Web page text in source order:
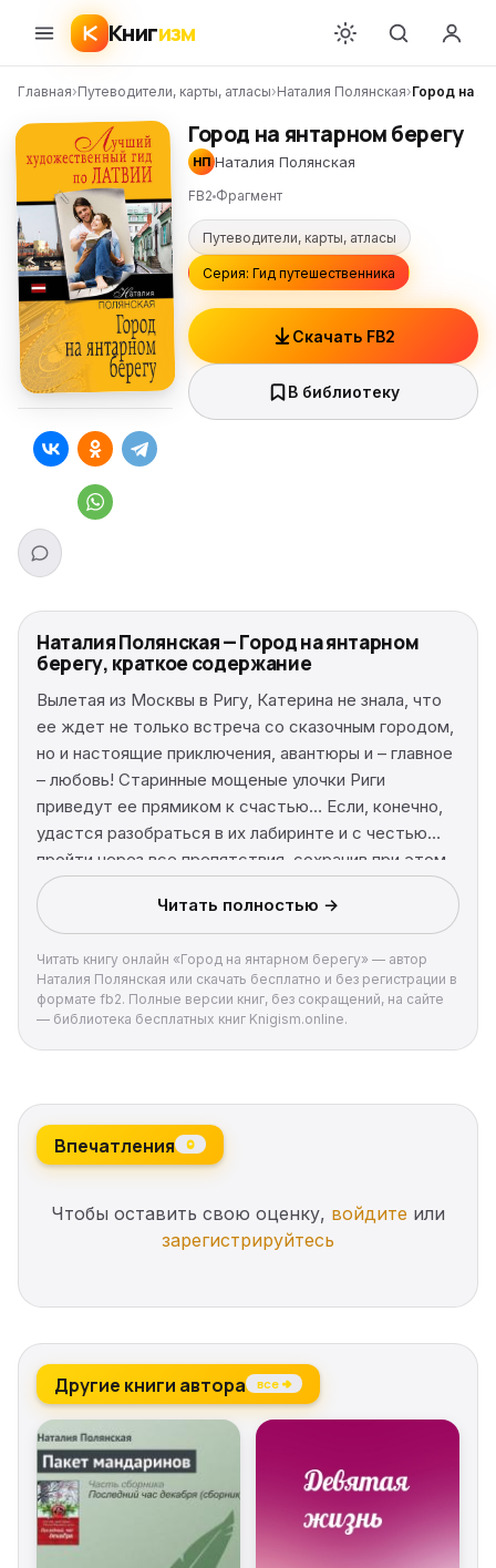
Книгизм
Главная›Путеводители, карты, атласы›Наталия Полянская›Город на
Город на янтарном берегу
НП Наталия Полянская
FB2 Фрагмент
Путеводители, карты, атласы
Серия: Гид путешественника
Скачать FB2
В библиотеку
Наталия Полянская — Город на янтарном
берегу, краткое содержание
Вылетая из Москвы в Ригу, Катерина не знала, что
ее ждет не только встреча со сказочным городом,
но и настоящие приключения, авантюры и – главное
– любовь! Старинные мощеные улочки Риги
приведут ее прямиком к счастью… Если, конечно,
удастся разобраться в их лабиринте и с честью
пройти через все препятствия, сохранив при этом
твердость духа и веру.
Читать полностью →
Читать книгу онлайн «Город на янтарном берегу» — автор
Наталия Полянская или скачать бесплатно и без регистрации в
формате fb2. Полные версии книг, без сокращений, на сайте
— библиотека бесплатных книг Knigism.online.
Впечатления 0
Чтобы оставить свою оценку, войдите или
зарегистрируйтесь
Другие книги автора все →